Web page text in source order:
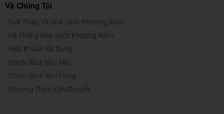
Về Chúng Tôi
Giới Thiệu Về Nhà Sách Phương Nam
Hệ Thống Nhà Sách Phương Nam
Điều Khoản Sử Dụng
Chính Sách Bảo Mật
Chính Sách Bán Hàng
Phương Thức Vận Chuyển